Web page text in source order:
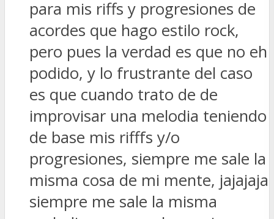
para mis riffs y progresiones de
acordes que hago estilo rock,
pero pues la verdad es que no eh
podido, y lo frustrante del caso
es que cuando trato de de
improvisar una melodia teniendo
de base mis rifffs y/o
progresiones, siempre me sale la
misma cosa de mi mente, jajajaja
siempre me sale la misma